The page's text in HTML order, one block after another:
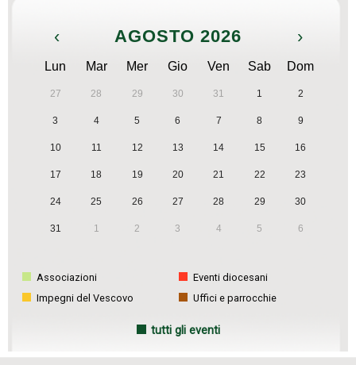
‹ AGOSTO 2026 ›
Lun Mar Mer Gio Ven Sab Dom
27 28 29 30 31 1 2
3 4 5 6 7 8 9
10 11 12 13 14 15 16
17 18 19 20 21 22 23
24 25 26 27 28 29 30
31 1 2 3 4 5 6
Associazioni
Eventi diocesani
Impegni del Vescovo
Uffici e parrocchie
tutti gli eventi